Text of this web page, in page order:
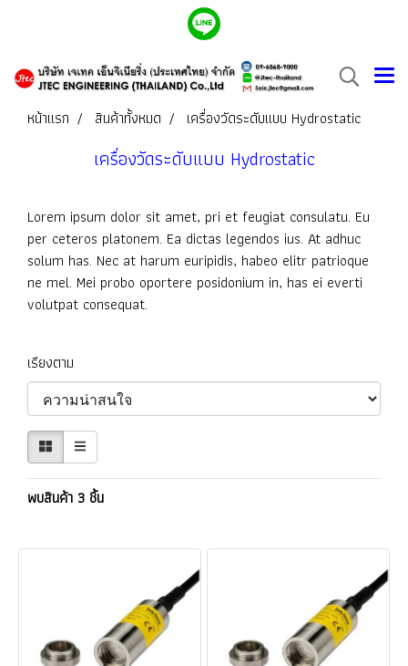
หน้าแรก สินค้าทั้งหมด เครื่องวัดระดับแบบ Hydrostatic
เครื่องวัดระดับแบบ Hydrostatic
Lorem ipsum dolor sit amet, pri et feugiat consulatu. Eu
per ceteros platonem. Ea dictas legendos ius. At adhuc
solum has. Nec at harum euripidis, habeo elitr patrioque
ne mel. Mei probo oportere posidonium in, has ei everti
volutpat consequat.
เรียงตาม
พบสินค้า 3 ชิ้น